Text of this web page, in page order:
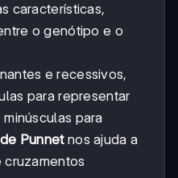
características,
o genótipo e o
e recessivos,
para representar
para
Punnetnos ajuda a